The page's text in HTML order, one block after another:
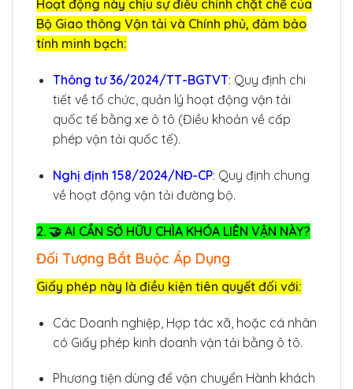
Hoạt động này chịu sự điều chỉnh chặt chẽ của
Bộ Giao thông Vận tải và Chính phủ, đảm bảo
tính minh bạch:
Thông tư 36/2024/TT-BGTVT: Quy định chi
tiết về tổ chức, quản lý hoạt động vận tải
quốc tế bằng xe ô tô (Điều khoản về cấp
phép vận tải quốc tế).
Nghị định 158/2024/NĐ-CP: Quy định chung
về hoạt động vận tải đường bộ.
2. 🤝 AI CẦN SỞ HỮU CHÌA KHÓA LIÊN VẬN NÀY?
Đối Tượng Bắt Buộc Áp Dụng
Giấy phép này là điều kiện tiên quyết đối với:
Các Doanh nghiệp, Hợp tác xã, hoặc cá nhân
có Giấy phép kinh doanh vận tải bằng ô tô.
Phương tiện dùng để vận chuyển Hành khách